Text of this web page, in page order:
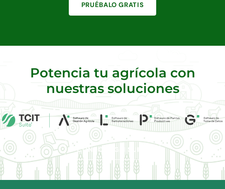
PRUÉBALO GRATIS
Potencia tu agrícola con
nuestras soluciones
CONOCE AGRI SUITE